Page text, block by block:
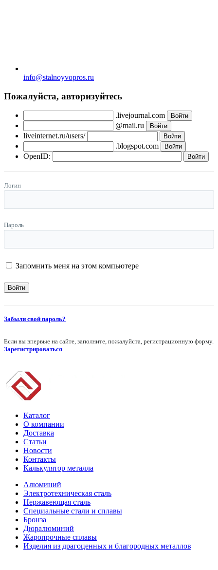
info@stalnoyvopros.ru
Пожалуйста, авторизуйтесь
.livejournal.com
@mail.ru
liveinternet.ru/users/
.blogspot.com
OpenID:
Логин
Пароль
Запомнить меня на этом компьютере
Забыли свой пароль?
Если вы впервые на сайте, заполните, пожалуйста, регистрационную форму.
Зарегистрироваться
Каталог
О компании
Доставка
Статьи
Новости
Контакты
Калькулятор металла
Алюминий
Электротехническая сталь
Нержавеющая сталь
Специальные стали и сплавы
Бронза
Дюралюминий
Жаропрочные сплавы
Изделия из драгоценных и благородных металлов